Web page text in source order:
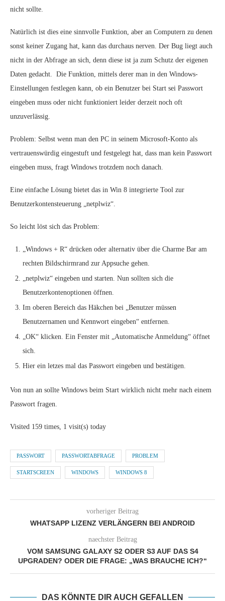
nicht sollte.
Natürlich ist dies eine sinnvolle Funktion, aber an Computern zu denen
sonst keiner Zugang hat, kann das durchaus nerven. Der Bug liegt auch
nicht in der Abfrage an sich, denn diese ist ja zum Schutz der eigenen
Daten gedacht. Die Funktion, mittels derer man in den Windows-
Einstellungen festlegen kann, ob ein Benutzer bei Start sei Passwort
eingeben muss oder nicht funktioniert leider derzeit noch oft
unzuverlässig.
Problem: Selbst wenn man den PC in seinem Microsoft-Konto als
vertrauenswürdig eingestuft und festgelegt hat, dass man kein Passwort
eingeben muss, fragt Windows trotzdem noch danach.
Eine einfache Lösung bietet das in Win 8 integrierte Tool zur
Benutzerkontensteuerung „netplwiz“.
So leicht löst sich das Problem:
„Windows + R“ drücken oder alternativ über die Charme Bar am
rechten Bildschirmrand zur Appsuche gehen.
„netplwiz“ eingeben und starten. Nun sollten sich die
Benutzerkontenoptionen öffnen.
Im oberen Bereich das Häkchen bei „Benutzer müssen
Benutzernamen und Kennwort eingeben“ entfernen.
„OK“ klicken. Ein Fenster mit „Automatische Anmeldung“ öffnet
sich.
Hier ein letzes mal das Passwort eingeben und bestätigen.
Von nun an sollte Windows beim Start wirklich nicht mehr nach einem
Passwort fragen.
Visited 159 times, 1 visit(s) today
PASSWORT PASSWORTABFRAGE PROBLEM
STARTSCREEN WINDOWS WINDOWS 8
vorheriger Beitrag
WHATSAPP LIZENZ VERLÄNGERN BEI ANDROID
naechster Beitrag
VOM SAMSUNG GALAXY S2 ODER S3 AUF DAS S4
UPGRADEN? ODER DIE FRAGE: „WAS BRAUCHE ICH?“
DAS KÖNNTE DIR AUCH GEFALLEN